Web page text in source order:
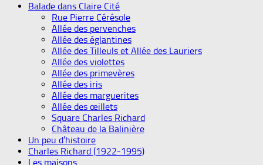
Balade dans Claire Cité
Rue Pierre Cérésole
Allée des pervenches
Allée des églantines
Allée des Tilleuls et Allée des Lauriers
Allée des violettes
Allée des primevères
Allée des iris
Allée des marguerites
Allée des œillets
Square Charles Richard
Château de la Balinière
Un peu d’histoire
Charles Richard (1922-1995)
Les maisons